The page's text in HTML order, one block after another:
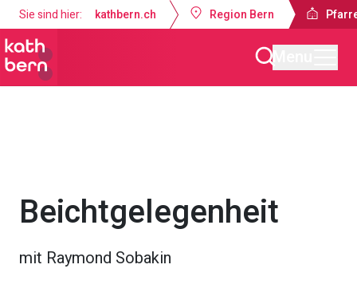
Sie sind hier: kathbern.ch Region Bern
Beichtgelegenheit
mit Raymond Sobakin